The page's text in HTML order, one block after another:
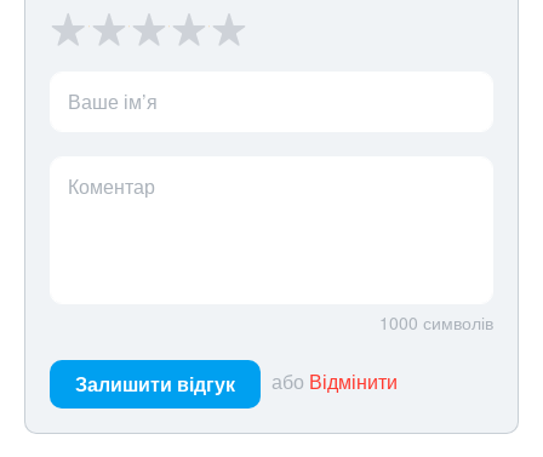
Ваше ім’я
Коментар
1000 символів
Залишити відгук або Відмінити